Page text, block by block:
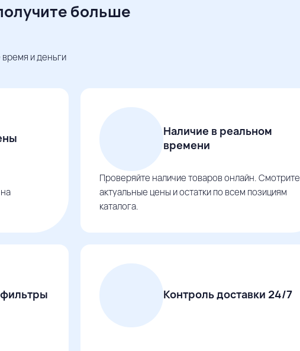
больше
и деньги
Наличие в реальном
времени
Проверяйте наличие товаров онлайн. Смотрите
актуальные цены и остатки по всем позициям
каталога.
Контроль доставки 24/7